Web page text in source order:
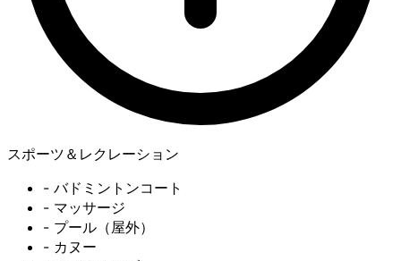
スポーツ＆レクレーション
- バドミントンコート
- マッサージ
- プール（屋外）
- カヌー